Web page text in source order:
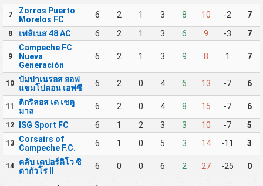
7
Zorros Puerto
Morelos FC
6 2 1 3 8 10 -2 7
8 เฟลิเนส 48 AC 6 2 1 3 6 9 -3 7
9
Campeche FC
Nueva
Generación
6 2 1 3 9 8 1 7
10 ปัมปาเนรอส ออฟ
แชมโปตอน เอฟซี
6 2 0 4 6 13 -7 6
11
ติกริลอส เด เชตู
มาล
6 2 0 4 8 15 -7 6
12 ISG Sport FC 6 1 2 3 3 10 -7 5
13
Corsairs of
Campeche F.C.
6 1 0 5 3 14 -11 3
14
คลับ เดปอร์ติโว ซิ
ตากัวโร II
6 0 0 6 2 27 -25 0